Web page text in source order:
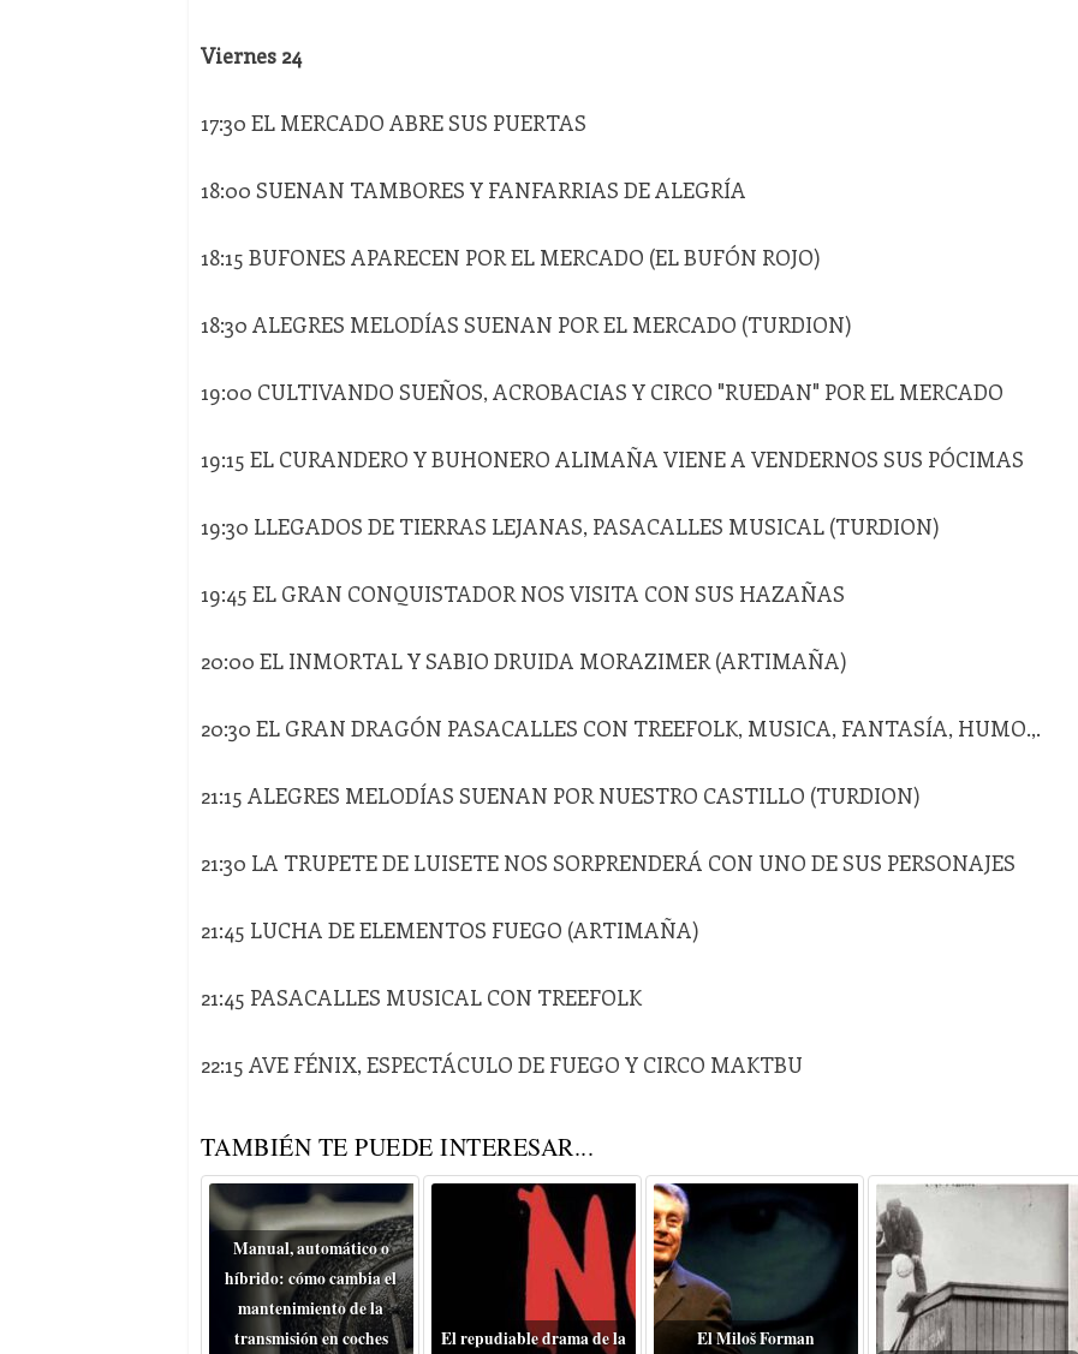
Viernes 24
17:30 EL MERCADO ABRE SUS PUERTAS
18:00 SUENAN TAMBORES Y FANFARRIAS DE ALEGRÍA
18:15 BUFONES APARECEN POR EL MERCADO (EL BUFÓN ROJO)
18:30 ALEGRES MELODÍAS SUENAN POR EL MERCADO (TURDION)
19:00 CULTIVANDO SUEÑOS, ACROBACIAS Y CIRCO "RUEDAN" POR EL MERCADO
19:15 EL CURANDERO Y BUHONERO ALIMAÑA VIENE A VENDERNOS SUS PÓCIMAS
19:30 LLEGADOS DE TIERRAS LEJANAS, PASACALLES MUSICAL (TURDION)
19:45 EL GRAN CONQUISTADOR NOS VISITA CON SUS HAZAÑAS
20:00 EL INMORTAL Y SABIO DRUIDA MORAZIMER (ARTIMAÑA)
20:30 EL GRAN DRAGÓN PASACALLES CON TREEFOLK, MUSICA, FANTASÍA, HUMO.,.
21:15 ALEGRES MELODÍAS SUENAN POR NUESTRO CASTILLO (TURDION)
21:30 LA TRUPETE DE LUISETE NOS SORPRENDERÁ CON UNO DE SUS PERSONAJES
21:45 LUCHA DE ELEMENTOS FUEGO (ARTIMAÑA)
21:45 PASACALLES MUSICAL CON TREEFOLK
22:15 AVE FÉNIX, ESPECTÁCULO DE FUEGO Y CIRCO MAKTBU
TAMBIÉN TE PUEDE INTERESAR...
Manual, automático o
híbrido: cómo cambia el
mantenimiento de la
transmisión en coches
El repudiable drama de la
El Miloš Forman